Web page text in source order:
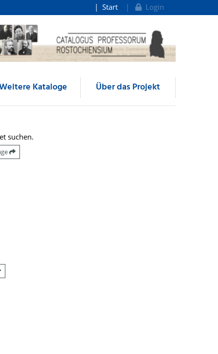
Start Login
Kataloge Über das Projekt
suchen.